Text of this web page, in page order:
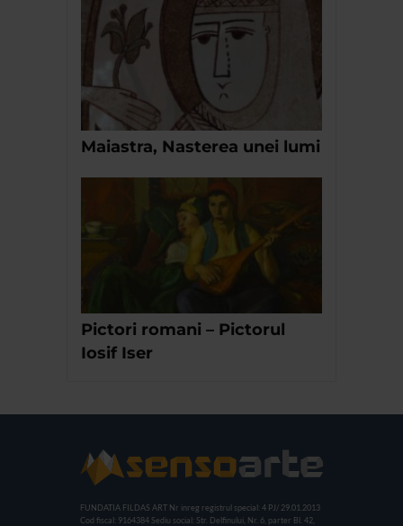
Maiastra, Nasterea unei lumi
Pictori romani – Pictorul
Iosif Iser
FUNDATIA FILDAS ART Nr inreg registrul special: 4 PJ/ 29.01.2013
Cod fiscal: 9164384 Sediu social: Str. Delfinului, Nr. 6, parter Bl. 42,